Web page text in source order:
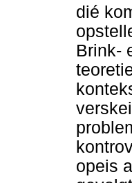
dié
Brink-
opeis